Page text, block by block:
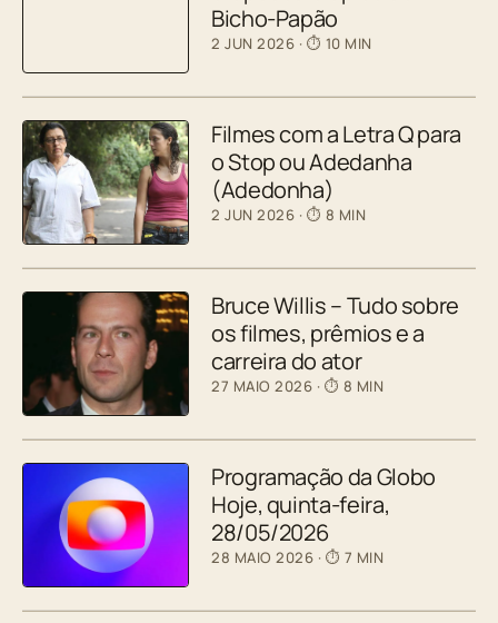
Bicho-Papão
2 JUN 2026 · ⏱ 10 MIN
Filmes com a Letra Q para
o Stop ou Adedanha
(Adedonha)
2 JUN 2026 · ⏱ 8 MIN
Bruce Willis – Tudo sobre
os filmes, prêmios e a
carreira do ator
27 MAIO 2026 · ⏱ 8 MIN
Programação da Globo
Hoje, quinta-feira,
28/05/2026
28 MAIO 2026 · ⏱ 7 MIN